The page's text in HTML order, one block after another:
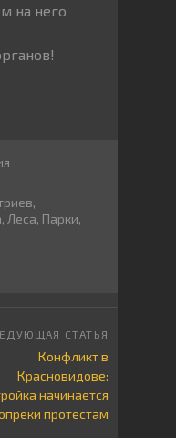
на него
,
, Леса, Парки,
Конфликт в
Красновидове:
начинается
протестам